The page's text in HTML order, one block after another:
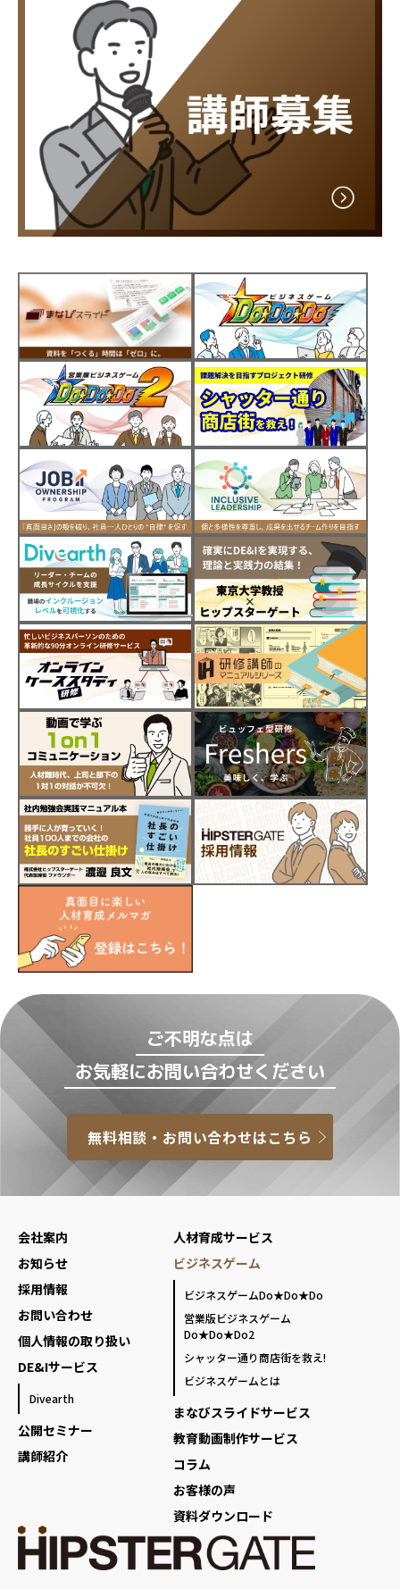
ご不明な点は
お気軽にお問い合わせください
無料相談・お問い合わせはこちら
会社案内
お知らせ
採用情報
お問い合わせ
個人情報の取り扱い
DE&Iサービス
Divearth
公開セミナー
講師紹介
人材育成サービス
ビジネスゲーム
ビジネスゲームDo★Do★Do
営業版ビジネスゲーム
Do★Do★Do2
シャッター通り商店街を救え!
ビジネスゲームとは
まなびスライドサービス
教育動画制作サービス
コラム
お客様の声
資料ダウンロード